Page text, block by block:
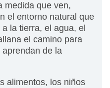
medida que ven,
el entorno natural que
la tierra, el agua, el
el camino para
de la
alimentos, los niños